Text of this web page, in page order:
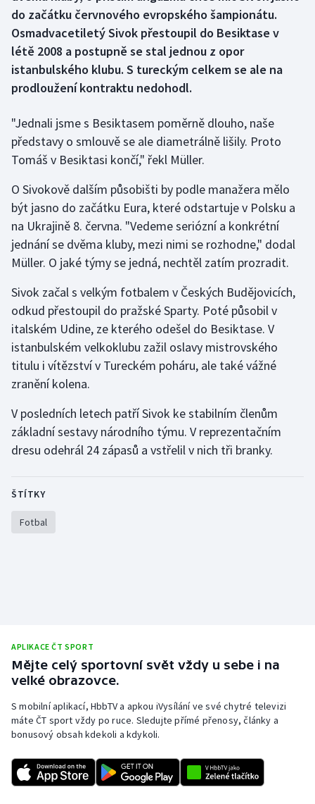
Dostihy
Florbal
Futsal
Golf
Gymnastika
Házená
Jezdectví
Judo
Krasobruslení
Lezení
Lyže a snowboard
Moderní pětiboj
Motorsport
Olympijské hry
Parasport
Plavání
Sportovní střelba
Stolní tenis
do začátku červnového evropského šampionátu.
Osmadvacetiletý Sivok přestoupil do Besiktase v
létě 2008 a postupně se stal jednou z opor
istanbulského klubu. S tureckým celkem se ale na
prodloužení kontraktu nedohodl.
"Jednali jsme s Besiktasem poměrně dlouho, naše
představy o smlouvě se ale diametrálně lišily. Proto
Tomáš v Besiktasi končí," řekl Müller.
O Sivokově dalším působišti by podle manažera mělo
být jasno do začátku Eura, které odstartuje v Polsku a
na Ukrajině 8. června. "Vedeme seriózní a konkrétní
jednání se dvěma kluby, mezi nimi se rozhodne," dodal
Müller. O jaké týmy se jedná, nechtěl zatím prozradit.
Sivok začal s velkým fotbalem v Českých Budějovicích,
odkud přestoupil do pražské Sparty. Poté působil v
italském Udine, ze kterého odešel do Besiktase. V
istanbulském velkoklubu zažil oslavy mistrovského
titulu i vítězství v Tureckém poháru, ale také vážné
zranění kolena.
V posledních letech patří Sivok ke stabilním členům
základní sestavy národního týmu. V reprezentačním
dresu odehrál 24 zápasů a vstřelil v nich tři branky.
ŠTÍTKY
Fotbal
APLIKACE ČT SPORT
Mějte celý sportovní svět vždy u sebe i na
velké obrazovce.
S mobilní aplikací, HbbTV a apkou iVysílání ve své chytré televizi
máte ČT sport vždy po ruce. Sledujte přímé přenosy, články a
bonusový obsah kdekoli a kdykoli.